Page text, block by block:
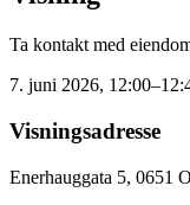
Ta kontakt med
7. juni 2026,
Visningsadresse
Enerhauggata 5, 0651